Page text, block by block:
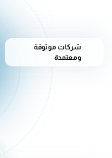
شركات موثوقة
ومعتمدة